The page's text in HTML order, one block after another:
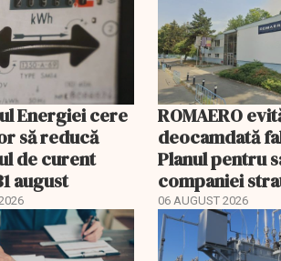
Energiei cere
să reducă
de curent
august
ROMAERO
deocamdată
Planul pentru
companiei
fost confirmat
06 AUGUST 2026